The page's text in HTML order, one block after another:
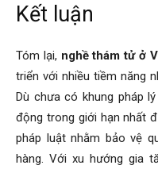
Kết luận
Tóm lại, nghề thám tử ở
triển với nhiều tiềm năng
Dù chưa có khung pháp
động trong giới hạn nhất
pháp luật nhằm bảo vệ
hàng. Với xu hướng gia